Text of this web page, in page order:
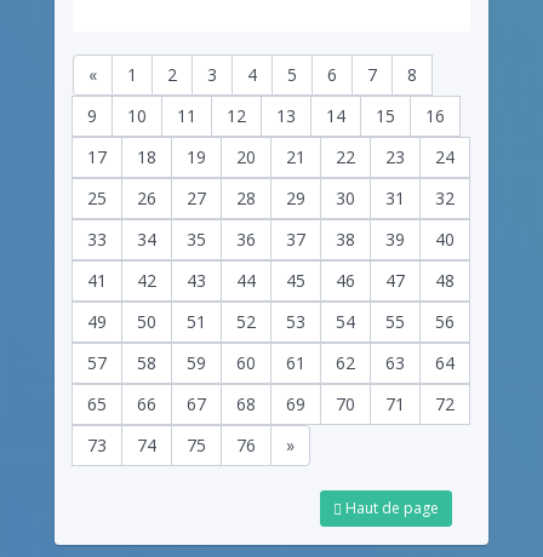
« 1 2 3 4 5 6 7
8
9
10 11 12 13 14 15
16
17
18 19 20 21 22 23
24
25
26 27 28 29 30 31
32
33
34 35 36 37 38 39
40
41
42 43 44 45 46 47
48
49
50 51 52 53 54 55
56
57
58 59 60 61 62 63
64
65
66 67 68 69 70 71
72
73
74 75 76 »
Haut de page